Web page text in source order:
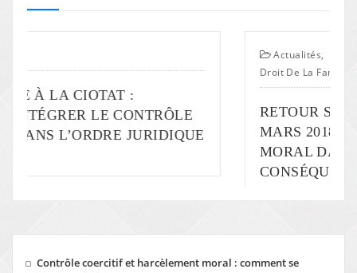
Droit De La Famille, Des Personnes, Du
RETOUR SUR LE COLLOQUE
MARS 2018: LE HARCÈLEMENT
MORAL DANS LA VIE PRIVÉE
CONSÉQUENCES SUR LES
Contrôle coercitif et harcèlement moral : comment se